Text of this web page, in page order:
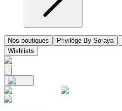
Nos boutiques Privilège By Soraya
Wishlists